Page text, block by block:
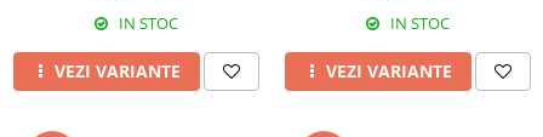
IN STOC
VEZI VARIANTE
IN STOC
VEZI VARIANTE